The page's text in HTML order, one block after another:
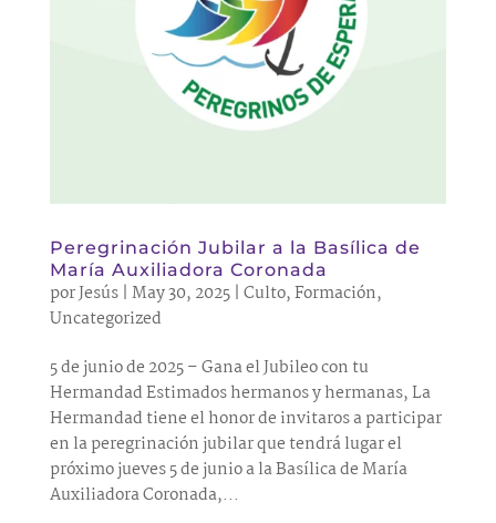
Peregrinación Jubilar a la Basílica de
María Auxiliadora Coronada
porJesús| May 30, 2025| Culto,Formación,
Uncategorized
5 de junio de 2025 – Gana el Jubileo con tu
Hermandad Estimados hermanos y hermanas, La
Hermandad tiene el honor de invitaros a participar
en la peregrinación jubilar que tendrá lugar el
próximo jueves 5 de junio a la Basílica de María
Auxiliadora Coronada,...